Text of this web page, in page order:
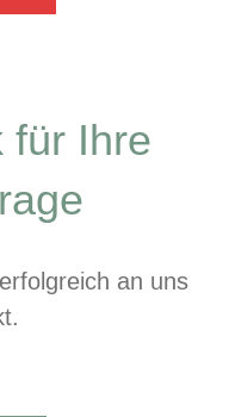
für Ihre
an uns